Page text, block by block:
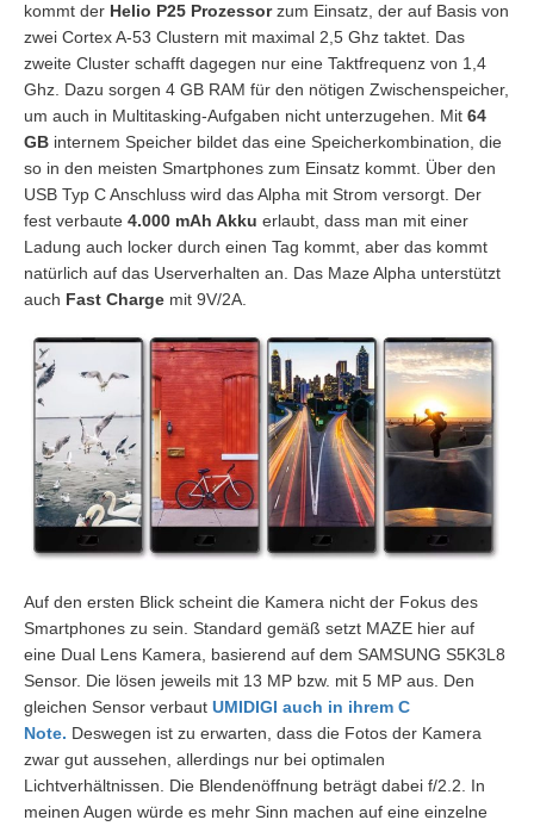
kommt der Helio P25 Prozessorzum Einsatz, der auf Basis von
zwei Cortex A-53 Clustern mit maximal 2,5 Ghz taktet. Das
zweite Cluster schafft dagegen nur eine Taktfrequenz von 1,4
Ghz. Dazu sorgen 4 GB RAM für den nötigen Zwischenspeicher,
um auch in Multitasking-Aufgaben nicht unterzugehen. Mit 64
GB internem Speicher bildet das eine Speicherkombination, die
so in den meisten Smartphones zum Einsatz kommt. Über den
USB Typ C Anschluss wird das Alpha mit Strom versorgt. Der
fest verbaute 4.000 mAh Akku erlaubt, dass man mit einer
Ladung auch locker durch einen Tag kommt, aber das kommt
natürlich auf das Userverhalten an. Das Maze Alpha unterstützt
auch Fast Charge mit 9V/2A.
Auf den ersten Blick scheint die Kamera nicht der Fokus des
Smartphones zu sein. Standard gemäß setzt MAZE hier auf
eine Dual Lens Kamera, basierend auf dem SAMSUNG S5K3L8
Sensor. Die lösen jeweils mit 13 MP bzw. mit 5 MP aus. Den
gleichen Sensor verbaut UMIDIGI auch in ihrem C
Note. Deswegen ist zu erwarten, dass die Fotos der Kamera
zwar gut aussehen, allerdings nur bei optimalen
Lichtverhältnissen. Die Blendenöffnung beträgt dabei f/2.2. In
meinen Augen würde es mehr Sinn machen auf eine einzelne